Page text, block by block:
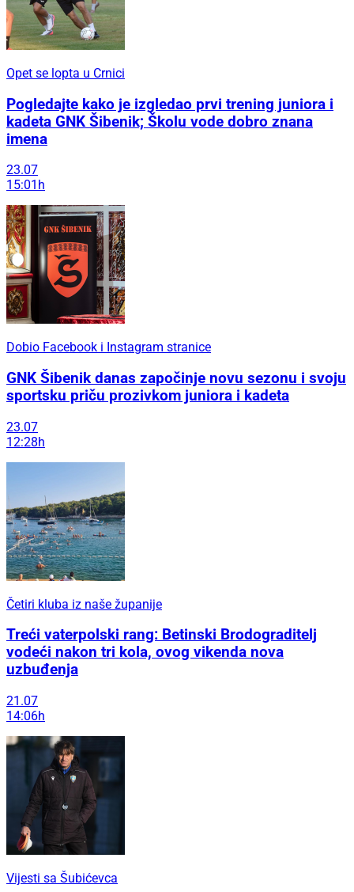
Opet se lopta u Crnici
Pogledajte kako je izgledao prvi trening juniora i
kadeta GNK Šibenik; Školu vode dobro znana
imena
23.07
15:01h
Dobio Facebook i Instagram stranice
GNK Šibenik danas započinje novu sezonu i svoju
sportsku priču prozivkom juniora i kadeta
23.07
12:28h
Četiri kluba iz naše županije
Treći vaterpolski rang: Betinski Brodograditelj
vodeći nakon tri kola, ovog vikenda nova
uzbuđenja
21.07
14:06h
Vijesti sa Šubićevca